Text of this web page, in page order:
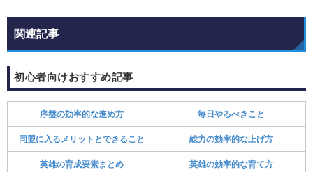
関連記事
初心者向けおすすめ記事
序盤の効率的な進め方 毎日やるべきこと
同盟に入るメリットとできること 総力の効率的な上げ方
英雄の育成要素まとめ 英雄の効率的な育て方